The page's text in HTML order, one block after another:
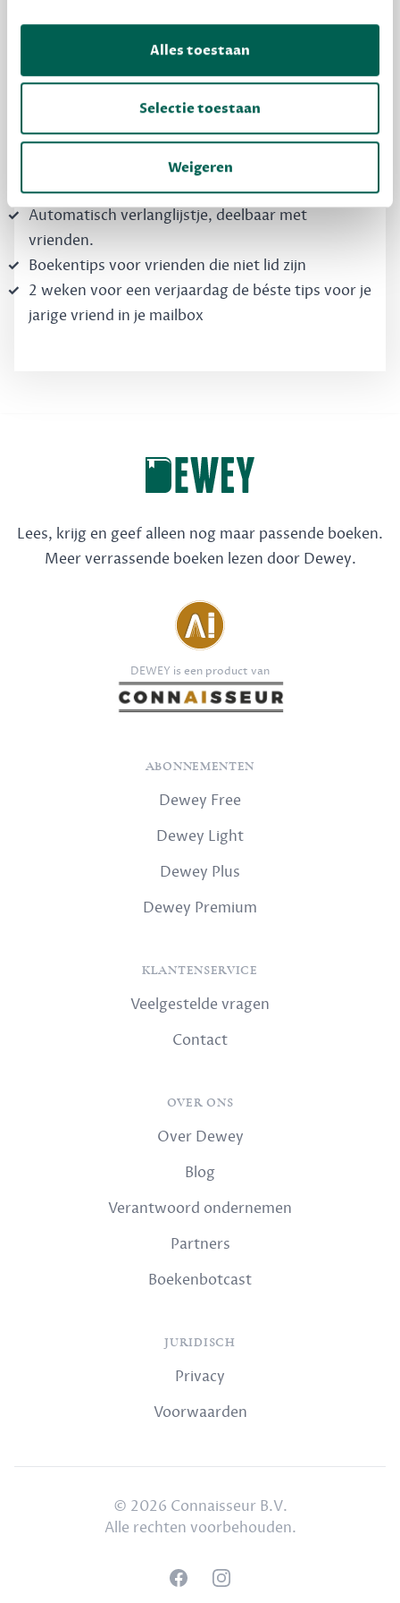
Alles toestaan
Selectie toestaan
Weigeren
vrienden. Krijg én geef betere cadeaus.
Schrijf nu gratis in
Boekentips, speciaal voor jouw smaak, die je
direct kunt kopen
Automatisch verlanglijstje, deelbaar met
vrienden.
Boekentips voor vrienden die niet lid zijn
2 weken voor een verjaardag de béste tips voor je
jarige vriend in je mailbox
Lees, krijg en geef alleen nog maar passende boeken.
Meer verrassende boeken lezen door Dewey.
DEWEY is een product van
ABONNEMENTEN
Dewey Free
Dewey Light
Dewey Plus
Dewey Premium
KLANTENSERVICE
Veelgestelde vragen
Contact
OVER ONS
Over Dewey
Blog
Verantwoord ondernemen
Partners
Boekenbotcast
JURIDISCH
Privacy
Voorwaarden
© 2026 Connaisseur B.V.
Alle rechten voorbehouden.
FacebookInstagram